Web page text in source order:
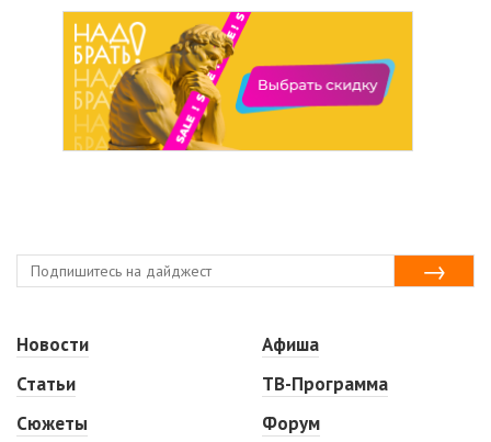
Новости
Статьи
Сюжеты
Афиша
ТВ-Программа
Форум